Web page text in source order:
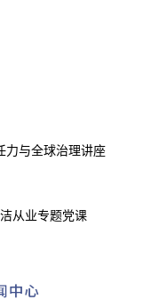
力与全球治理讲座
从业专题党课